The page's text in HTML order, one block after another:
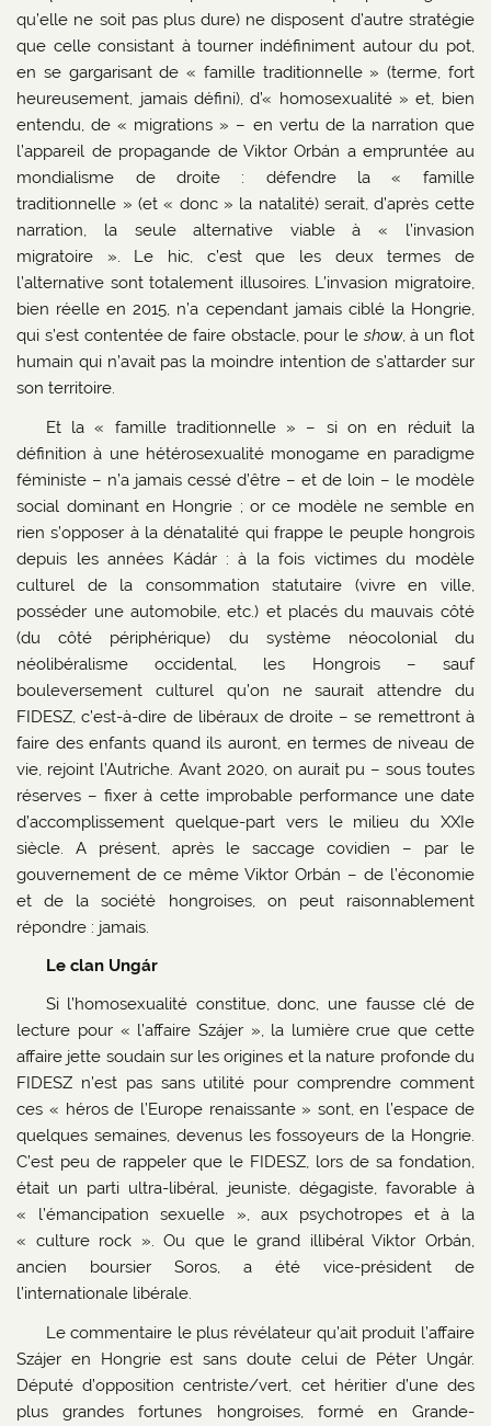
qu’elle ne soit pas plus dure) ne disposent d’autre stratégie
que celle consistant à tourner indéfiniment autour du pot,
en se gargarisant de « famille traditionnelle » (terme, fort
heureusement, jamais défini), d’« homosexualité » et, bien
entendu, de « migrations » – en vertu de la narration que
l’appareil de propagande de Viktor Orbán a empruntée au
mondialisme de droite : défendre la « famille
traditionnelle » (et « donc » la natalité) serait, d’après cette
narration, la seule alternative viable à « l’invasion
migratoire ». Le hic, c’est que les deux termes de
l’alternative sont totalement illusoires. L’invasion migratoire,
bien réelle en 2015, n’a cependant jamais ciblé la Hongrie,
qui s’est contentée de faire obstacle, pour le show, à un flot
humain qui n’avait pas la moindre intention de s’attarder sur
son territoire.
Et la « famille traditionnelle » – si on en réduit la
définition à une hétérosexualité monogame en paradigme
féministe – n’a jamais cessé d’être – et de loin – le modèle
social dominant en Hongrie ; or ce modèle ne semble en
rien s’opposer à la dénatalité qui frappe le peuple hongrois
depuis les années Kádár : à la fois victimes du modèle
culturel de la consommation statutaire (vivre en ville,
posséder une automobile, etc.) et placés du mauvais côté
(du côté périphérique) du système néocolonial du
néolibéralisme occidental, les Hongrois – sauf
bouleversement culturel qu’on ne saurait attendre du
FIDESZ, c’est-à-dire de libéraux de droite – se remettront à
faire des enfants quand ils auront, en termes de niveau de
vie, rejoint l’Autriche. Avant 2020, on aurait pu – sous toutes
réserves – fixer à cette improbable performance une date
d’accomplissement quelque-part vers le milieu du XXIe
siècle. A présent, après le saccage covidien – par le
gouvernement de ce même Viktor Orbán – de l’économie
et de la société hongroises, on peut raisonnablement
répondre : jamais.
Le clan Ungár
Si l’homosexualité constitue, donc, une fausse clé de
lecture pour « l’affaire Szájer », la lumière crue que cette
affaire jette soudain sur les origines et la nature profonde du
FIDESZ n’est pas sans utilité pour comprendre comment
ces « héros de l’Europe renaissante » sont, en l’espace de
quelques semaines, devenus les fossoyeurs de la Hongrie.
C’est peu de rappeler que le FIDESZ, lors de sa fondation,
était un parti ultra-libéral, jeuniste, dégagiste, favorable à
« l’émancipation sexuelle », aux psychotropes et à la
« culture rock ». Ou que le grand illibéral Viktor Orbán,
ancien boursier Soros, a été vice-président de
l’internationale libérale.
Le commentaire le plus révélateur qu’ait produit l’affaire
Szájer en Hongrie est sans doute celui de Péter Ungár.
Député d’opposition centriste/vert, cet héritier d’une des
plus grandes fortunes hongroises, formé en Grande-